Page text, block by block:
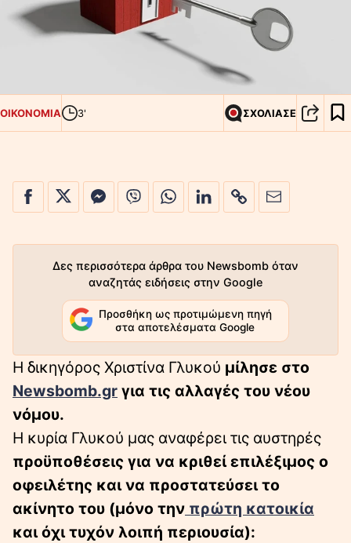
ΟΙΚΟΝΟΜΙΑ 3' ΣΧΟΛΙΑΣΕ
Δες περισσότερα άρθρα του Newsbomb όταν
αναζητάς ειδήσεις στην Google
Προσθήκη ως προτιμώμενη πηγή
στα αποτελέσματα Google
Η δικηγόρος Χριστίνα Γλυκού μίλησε στο
Newsbomb.gr για τις αλλαγές του νέου
νόμου.
Η κυρία Γλυκού μας αναφέρει τις αυστηρές
προϋποθέσεις για να κριθεί επιλέξιμος ο
οφειλέτης και να προστατεύσει το
ακίνητο του (μόνο την πρώτη κατοικία
και όχι τυχόν λοιπή περιουσία):